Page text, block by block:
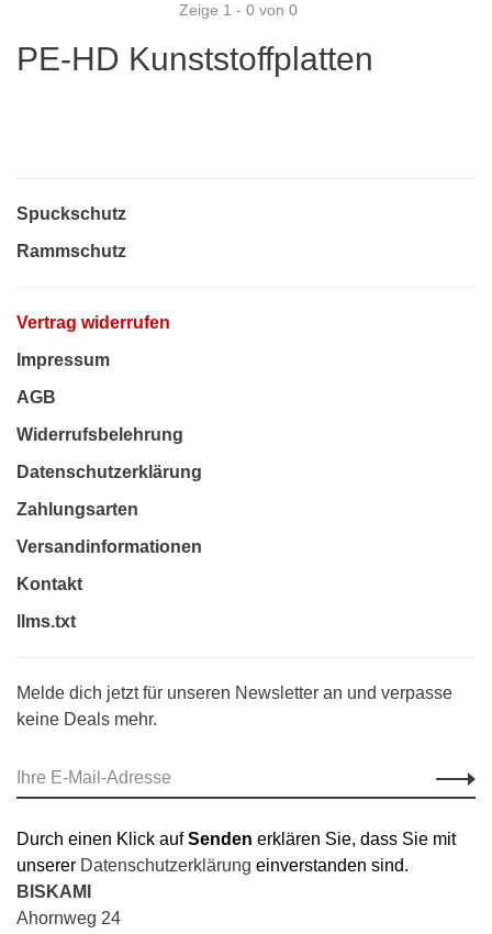
Zeige 1 - 0 von 0
PE-HD Kunststoffplatten
Spuckschutz
Rammschutz
Vertrag widerrufen
Impressum
AGB
Widerrufsbelehrung
Datenschutzerklärung
Zahlungsarten
Versandinformationen
Kontakt
llms.txt
Melde dich jetzt für unseren Newsletter an und verpasse
keine Deals mehr.
Durch einen Klick aufSenden erklären Sie, dass Sie mit
unserer Datenschutzerklärung einverstanden sind.
BISKAMI
Ahornweg 24